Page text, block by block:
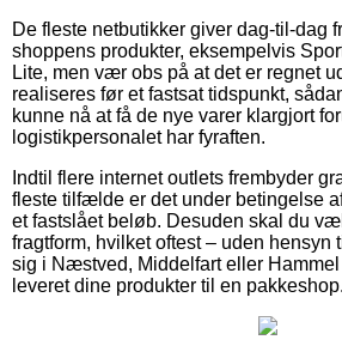
De fleste netbutikker giver dag-til-dag
shoppens produkter, eksempelvis
Lite, men vær obs på at det er regnet
realiseres før et fastsat tidspunkt,
kunne nå at få de nye varer klargjort
logistikpersonalet har fyraften.
Indtil flere internet outlets frembyder
fleste tilfælde er det under betingelse
et fastslået beløb. Desuden skal du
fragtform, hvilket oftest – uden hensyn
sig i Næstved, Middelfart eller
leveret dine produkter til en pakkeshop.